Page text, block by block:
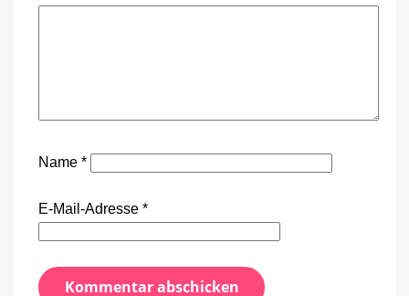
Name *
E-Mail-Adresse *